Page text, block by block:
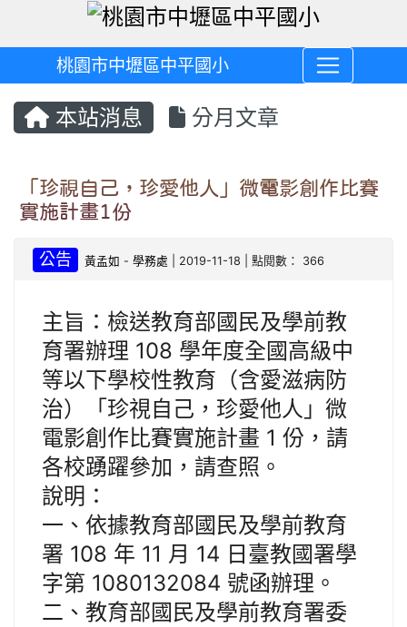
桃園市中壢區中平國小
本站消息 分月文章
「珍視自己，珍愛他人」微電影創作比賽
實施計畫1份
公告 黃孟如 -學務處 | 2019-11-18 | 點閱數： 366
主旨：檢送教育部國民及學前教
育署辦理 108 學年度全國高級中
等以下學校性教育（含愛滋病防
治）「珍視自己，珍愛他人」微
電影創作比賽實施計畫 1 份，請
各校踴躍參加，請查照。
說明：
一、依據教育部國民及學前教育
署 108 年 11 月 14 日臺教國署學
字第 1080132084 號函辦理。
二、教育部國民及學前教育署委